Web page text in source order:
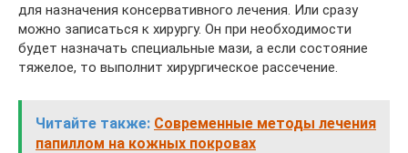
для назначения консервативного лечения. Или сразу
можно записаться к хирургу. Он при необходимости
будет назначать специальные мази, а если состояние
тяжелое, то выполнит хирургическое рассечение.
Читайте также: Современные методы лечения
папиллом на кожных покровах